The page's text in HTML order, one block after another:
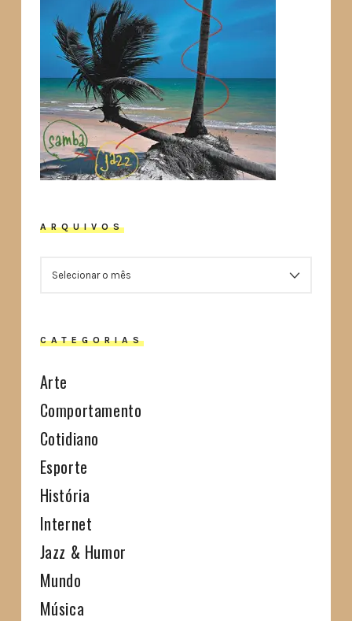
ARQUIVOS
CATEGORIAS
Arte
Comportamento
Cotidiano
Esporte
História
Internet
Jazz & Humor
Mundo
Música